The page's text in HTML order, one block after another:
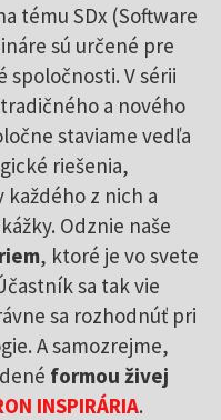
tému SDx (Software
sú určené pre
spoločnosti. V sérii
a nového
staviame vedľa
riešenia,
z nich a
Odznie naše
, ktoré je vo svete
sa tak vie
sa rozhodnúť pri
A samozrejme,
formou živej
INSPIRÁRIA.